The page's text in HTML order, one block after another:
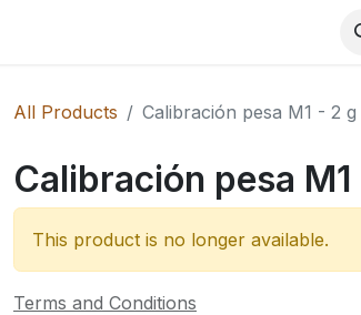
All Products Calibración pesa M1 - 2 g
Calibración pesa
This product is no longer available.
Terms and Conditions